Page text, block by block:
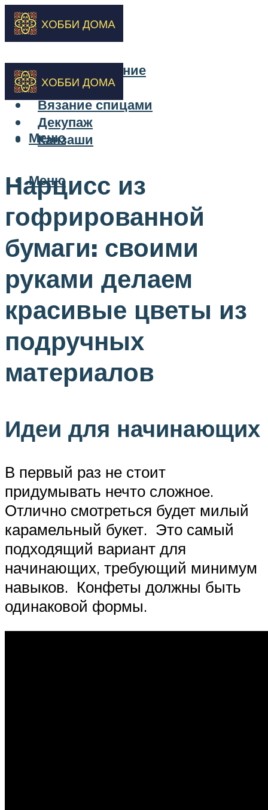
Бисероплетение
Вышивка
Вязание спицами
Декупаж
Канзаши
Меню
Меню
Нарцисс из
гофрированной
бумаги: своими
руками делаем
красивые цветы из
подручных
материалов
Идеи для начинающих
В первый раз не стоит
придумывать нечто сложное.
Отлично смотреться будет милый
карамельный букет. Это самый
подходящий вариант для
начинающих, требующий минимум
навыков. Конфеты должны быть
одинаковой формы.